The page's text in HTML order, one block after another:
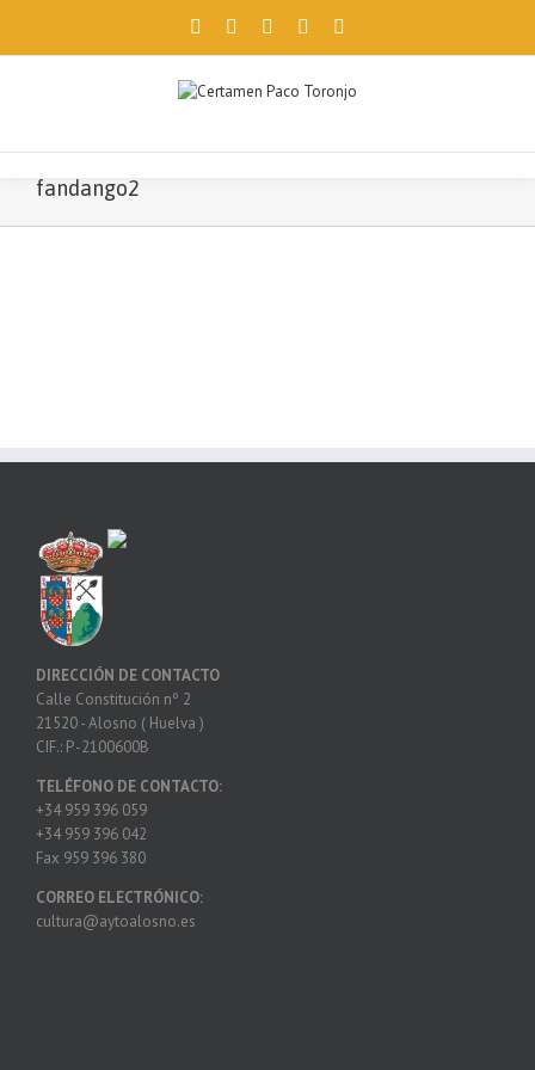
Facebook
TwitterInstagramPinterest
fandango2
DIRECCIÓN DE CONTACTO
Calle Constitución nº 2
21520 - Alosno ( Huelva )
CIF.: P -2100600B
TELÉFONO DE CONTACTO:
+34 959 396 059
+34 959 396 042
Fax 959 396 380
CORREO ELECTRÓNICO:
cultura@aytoalosno.es
Utilizamos cookies propias y de terceros para ofrecerte una mejor
navegación. Si continúas, consideramos que aceptas su uso.